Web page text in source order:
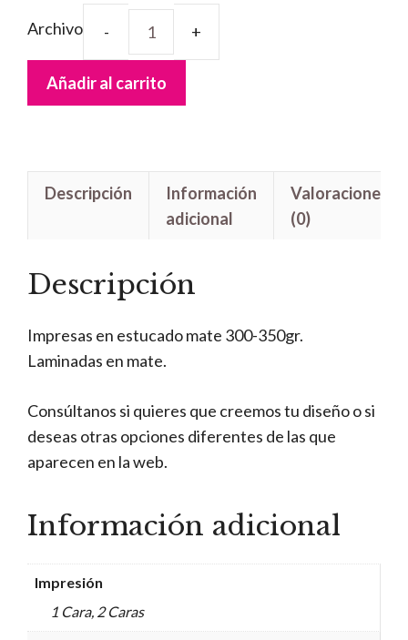
Archivo
cantidad
Añadir al carrito
Descripción
Información
adicional
Valoraciones
(0)
Descripción
Impresas en estucado mate 300-350gr.
Laminadas en mate.
Consúltanos si quieres que creemos tu diseño o si
deseas otras opciones diferentes de las que
aparecen en la web.
Información adicional
Impresión
1 Cara, 2 Caras